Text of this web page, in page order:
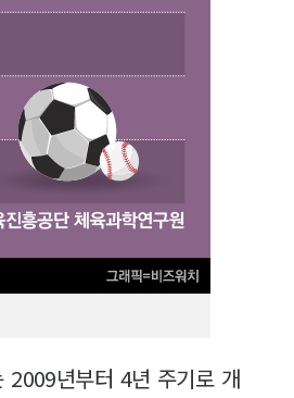
2009년부터 4년 주기로 개